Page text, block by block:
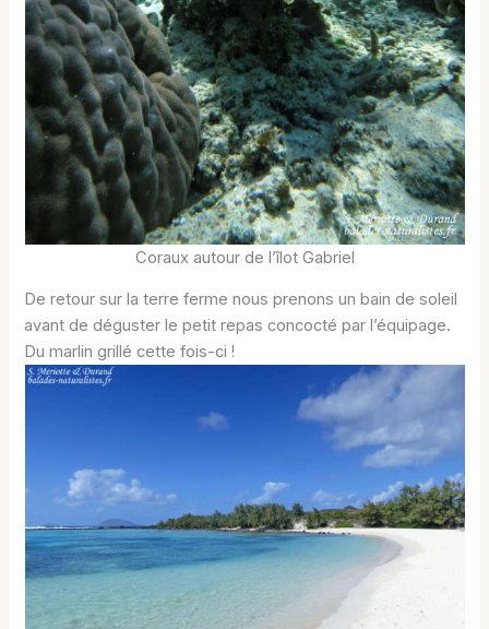
Coraux autour de l’îlot Gabriel
De retour sur la terre ferme nous prenons un bain de soleil
avant de déguster le petit repas concocté par l’équipage.
Du marlin grillé cette fois-ci !